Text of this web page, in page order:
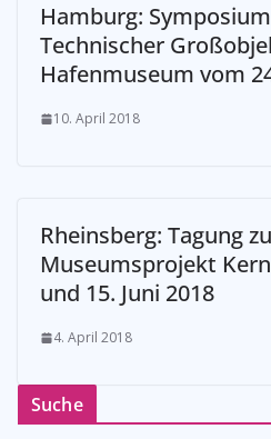
Hamburg:
Technischer
Hafenmuseum vom
10. April 2018
Rheinsberg: Tagung
Museumsprojekt
und 15. Juni 2018
4. April 2018
Suche